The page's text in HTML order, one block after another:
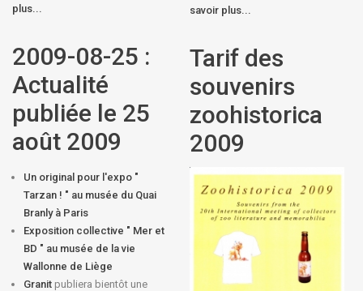
plus...
savoir plus...
2009-08-25 :
Actualité
publiée le 25
août 2009
Un original pour l'expo "
Tarzan ! " au musée du Quai
Branly à Paris
Exposition collective " Mer et
BD " au musée de la vie
Wallonne de Liège
Granit publiera bientôt une
Tarif des
souvenirs
zoohistorica
2009